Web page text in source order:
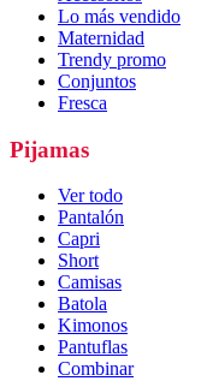
Lo más vendido
Maternidad
Trendy promo
Conjuntos
Fresca
Pijamas
Ver todo
Pantalón
Capri
Short
Camisas
Batola
Kimonos
Pantuflas
Combinar